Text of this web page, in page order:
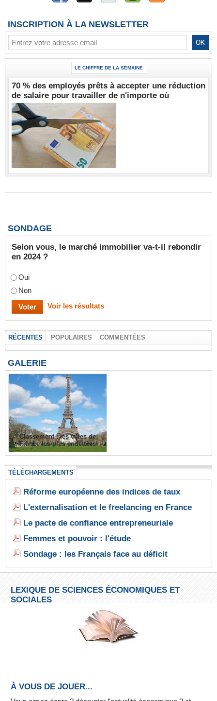
INSCRIPTION À LA NEWSLETTER
LE CHIFFRE DE LA SEMAINE
70 % des employés prêts à accepter une réduction
de salaire pour travailler de n'importe où
SONDAGE
Selon vous, le marché immobilier va-t-il rebondir
en 2024 ?
Oui
Non
Voir les résultats
RÉCENTES POPULAIRES COMMENTÉES
GALERIE
Classement : les villes de
France les plus endettées
TÉLÉCHARGEMENTS
Réforme européenne des indices de taux
L'externalisation et le freelancing en France
Le pacte de confiance entrepreneuriale
Femmes et pouvoir : l'étude
Sondage : les Français face au déficit
LEXIQUE DE SCIENCES ÉCONOMIQUES ET
SOCIALES
À VOUS DE JOUER...